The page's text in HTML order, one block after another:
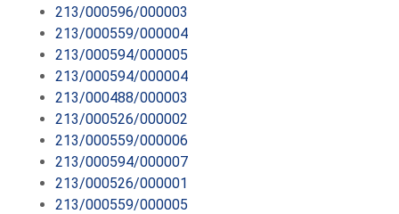
213/000596/000003
213/000559/000004
213/000594/000005
213/000594/000004
213/000488/000003
213/000526/000002
213/000559/000006
213/000594/000007
213/000526/000001
213/000559/000005